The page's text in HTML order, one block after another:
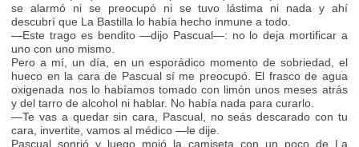
se alarmó ni se preocupó ni se tuvo lástima ni nada y ahí
descubrí que La Bastilla lo había hecho inmune a todo.
—Este trago es bendito —dijo Pascual—: no lo deja mortificar a
uno con uno mismo.
Pero a mí, un día, en un esporádico momento de sobriedad, el
hueco en la cara de Pascual sí me preocupó. El frasco de agua
oxigenada nos lo habíamos tomado con limón unos meses atrás
y del tarro de alcohol ni hablar. No había nada para curarlo.
—Te vas a quedar sin cara, Pascual, no seás descarado con tu
cara, invertite, vamos al médico —le dije.
Pascual sonrió y luego mojó la camiseta con un poco de La